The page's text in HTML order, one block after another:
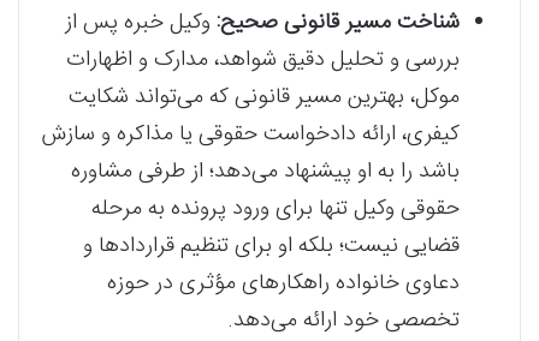
شناخت مسیر قانونی صحیح: وکیل خبره پس از
بررسی و تحلیل دقیق شواهد، مدارک و اظهارات
موکل، بهترین مسیر قانونی که می‌تواند شکایت
کیفری، ارائه دادخواست حقوقی یا مذاکره و سازش
باشد را به او پیشنهاد می‌دهد؛ از طرفی مشاوره
حقوقی وکیل تنها برای ورود پرونده به مرحله
قضایی نیست؛ بلکه او برای تنظیم قراردادها و
دعاوی خانواده راهکارهای مؤثری در حوزه
تخصصی خود ارائه می‌دهد.